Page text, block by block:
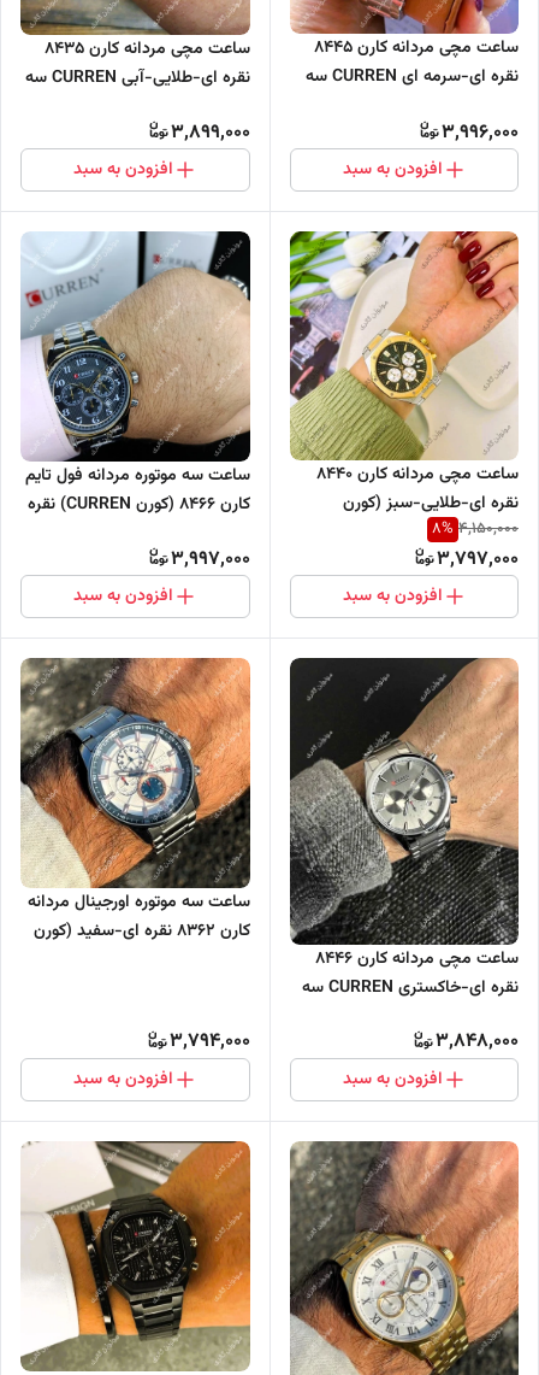
ساعت مچی مردانه کارن 8445
نقره ای-سرمه ای CURREN سه
3,996,000
افزودن به سبد
ساعت مچی مردانه کارن 8435
نقره ای-طلایی-آبی CURREN سه
3,899,000
افزودن به سبد
ساعت مچی مردانه کارن 8440
نقره ای-طلایی-سبز (کورن
CURREN) سه موتور فعال
4,150,000
8%
3,797,000
افزودن به سبد
ساعت سه موتوره مردانه فول تایم
کارن 8466 (کورن CURREN) نقره
3,997,000
افزودن به سبد
ساعت مچی مردانه کارن 8446
نقره ای-خاکستری CURREN سه
3,848,000
افزودن به سبد
ساعت سه موتوره اورجینال مردانه
کارن 8362 نقره ای-سفید (کورن
3,794,000
افزودن به سبد